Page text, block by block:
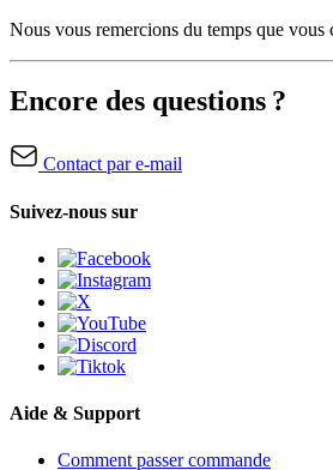
Nous vous remercions du temps que
Encore des questions ?
Contact par e-mail
Suivez-nous sur
Aide & Support
Comment passer commande